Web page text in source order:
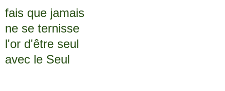
fais que jamais
ne se ternisse
l'or d'être seul
avec le Seul